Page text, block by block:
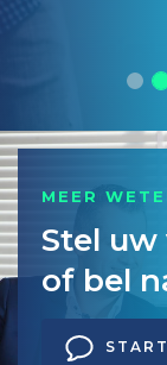
MEER
Stel
of bel